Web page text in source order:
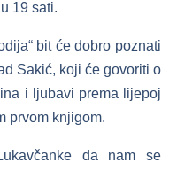
19 sati.
bit će dobro poznati
Sakić, koji će govoriti o
i ljubavi prema lijepoj
prvom knjigom.
da nam se